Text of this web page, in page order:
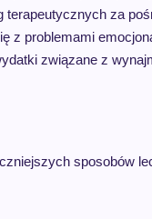
terapeutycznych za
z problemami
związane z
sposobów